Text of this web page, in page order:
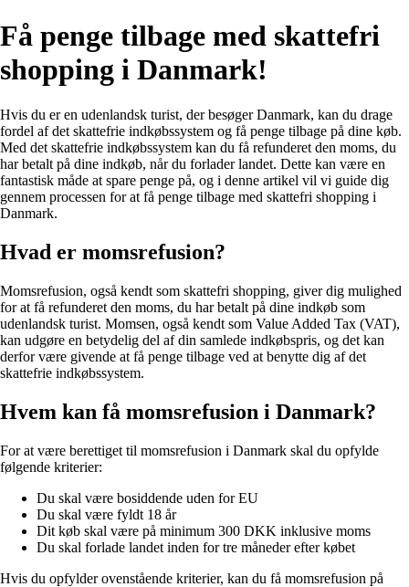
Få penge tilbage med skattefri
shopping i Danmark!
Hvis du er en udenlandsk turist, der besøger Danmark, kan du drage
fordel af det skattefrie indkøbssystem og få penge tilbage på dine køb.
Med det skattefrie indkøbssystem kan du få refunderet den moms, du
har betalt på dine indkøb, når du forlader landet. Dette kan være en
fantastisk måde at spare penge på, og i denne artikel vil vi guide dig
gennem processen for at få penge tilbage med skattefri shopping i
Danmark.
Hvad er momsrefusion?
Momsrefusion, også kendt som skattefri shopping, giver dig mulighed
for at få refunderet den moms, du har betalt på dine indkøb som
udenlandsk turist. Momsen, også kendt som Value Added Tax (VAT),
kan udgøre en betydelig del af din samlede indkøbspris, og det kan
derfor være givende at få penge tilbage ved at benytte dig af det
skattefrie indkøbssystem.
Hvem kan få momsrefusion i Danmark?
For at være berettiget til momsrefusion i Danmark skal du opfylde
følgende kriterier:
Du skal være bosiddende uden for EU
Du skal være fyldt 18 år
Dit køb skal være på minimum 300 DKK inklusive moms
Du skal forlade landet inden for tre måneder efter købet
Hvis du opfylder ovenstående kriterier, kan du få momsrefusion på